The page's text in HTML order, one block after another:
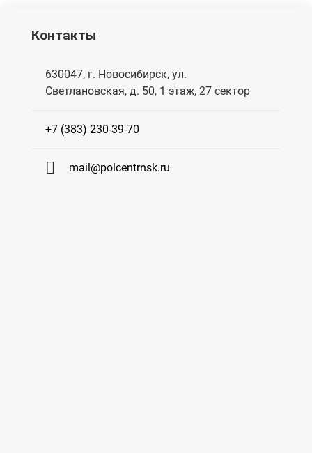
Контакты
630047, г. Новосибирск, ул.
Светлановская, д. 50, 1 этаж, 27 сектор
+7 (383) 230-39-70
mail@polcentrnsk.ru